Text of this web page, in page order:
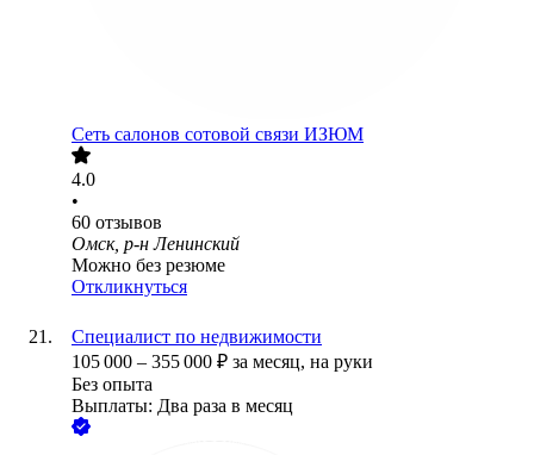
Сеть салонов сотовой связи ИЗЮМ
4.0
•
60 отзывов
Омск, р-н Ленинский
Можно без резюме
Откликнуться
Специалист по недвижимости
105 000 – 355 000 ₽ за месяц, на руки
Без опыта
Выплаты: Два раза в месяц